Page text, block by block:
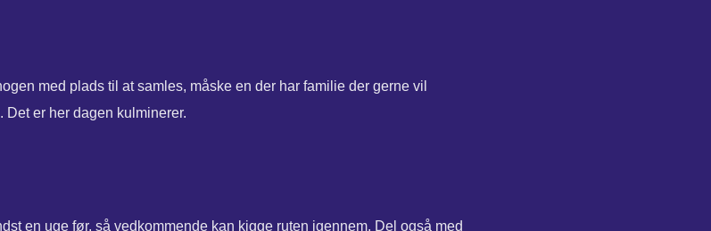
med plads til at samles, måske en der har familie der gerne vil
er her dagen kulminerer.
en uge før, så vedkommende kan kigge ruten igennem. Del også med